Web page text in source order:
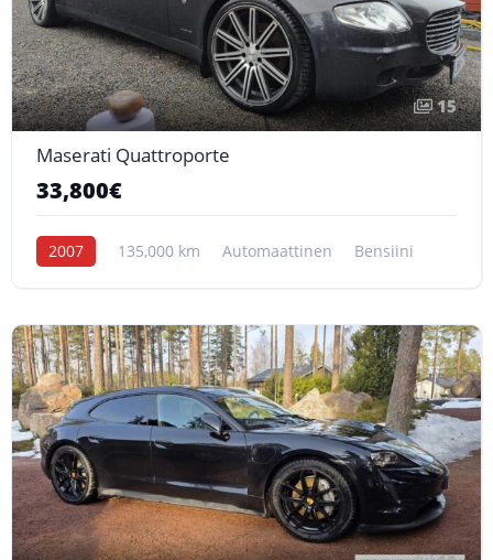
15
Maserati Quattroporte
33,800€
2007 135,000 km Automaattinen Bensiini